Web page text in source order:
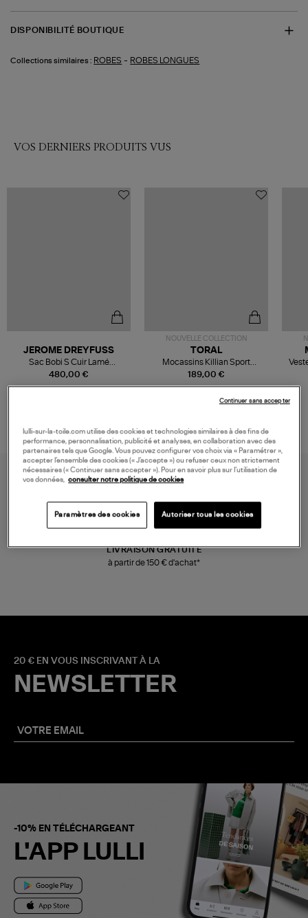
DISPONIBILITÉ BOUTIQUE
Collections similaires : ROBES - ROBES LONGUES
VOS DERNIERS PRODUITS VUS
480,00 €
JEROME DREYFUSS
Sac Bobi S Cuir Lamé
Champagne
NOUVELLE COLLECTION
189,00 €
TORAL
Mocassins Killian Sport
Mousse
LIVRAISON GRATUITE
à partir de 150 € d'achat*
20 € EN VOUS INSCRIVANT À LA
NEWSLETTER
-10% EN TÉLÉCHARGEANT
L'APP LULLI
lulli-sur-la-toile.com utilise des cookies et technologies similaires à des fins de
performance, personnalisation, publicité et analyses, en collaboration avec des
partenaires tels que Google. Vous pouvez configurer vos choix via « Paramétrer »,
accepter l’ensemble des cookies (« J’accepte ») ou refuser ceux non strictement
nécessaires (« Continuer sans accepter »). Pour en savoir plus sur l’utilisation de
vos données,
consulter notre politique de cookies
Paramètres des cookies Autoriser tous les cookies
Continuer sans accepter